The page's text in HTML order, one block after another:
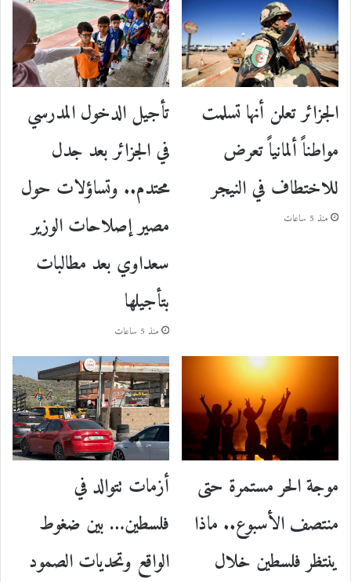
الجزائر تعلن أنها تسلمت
مواطناً ألمانياً تعرض
للاختطاف في النيجر
منذ 5 ساعات
تأجيل الدخول المدرسي
في الجزائر بعد جدل
محتدم.. وتساؤلات حول
مصير إصلاحات الوزير
سعداوي بعد مطالبات
بتأجيلها
منذ 5 ساعات
موجة الحر مستمرة حتى
منتصف الأسبوع.. ماذا
ينتظر فلسطين خلال
أزمات تتوالد في
فلسطين… بين ضغوط
الواقع وتحديات الصمود